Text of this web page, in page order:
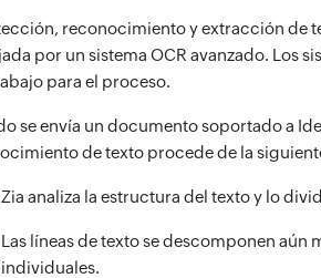
reconocimiento y extracción de
por un sistema OCR avanzado. Los
para el proceso.
se envía un documento soportado a
de texto procede de la
Zia analiza la estructura del texto y lo
Las líneas de texto se descomponen aún
individuales.